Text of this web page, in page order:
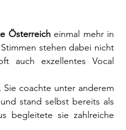
Österreich einmal mehr in
stehen dabei nicht
auch exzellentes Vocal
stand selbst bereits als
begleitete sie zahlreiche